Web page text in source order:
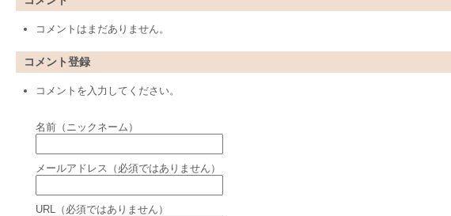
コメントはまだありません。
コメント登録
コメントを入力してください。
名前（ニックネーム）
メールアドレス（必須ではありません）
URL（必須ではありません）